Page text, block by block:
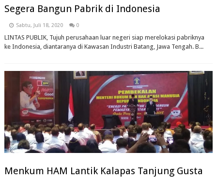
Segera Bangun Pabrik di Indonesia
Sabtu, Juli 18, 2020 0
LINTAS PUBLIK, Tujuh perusahaan luar negeri siap merelokasi pabriknya
ke Indonesia, diantaranya di Kawasan Industri Batang, Jawa Tengah. B...
Menkum HAM Lantik Kalapas Tanjung Gusta